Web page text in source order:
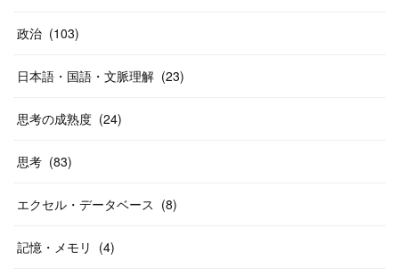
政治 (103)
日本語・国語・文脈理解 (23)
思考の成熟度 (24)
思考 (83)
エクセル・データベース (8)
記憶・メモリ (4)